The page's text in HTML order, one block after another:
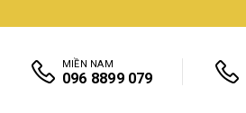
MIỀN NAM
096 8899 079